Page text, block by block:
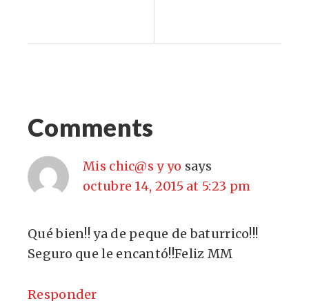
Comments
Mis chic@s y yo says
octubre 14, 2015 at 5:23 pm
Qué bien!! ya de peque de baturrico!!!
Seguro que le encantó!!Feliz MM
Responder